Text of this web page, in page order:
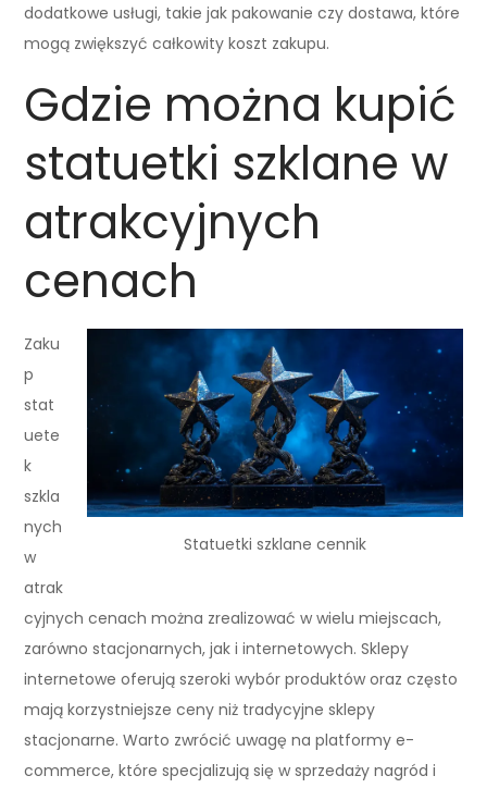
dodatkowe usługi, takie jak pakowanie czy dostawa, które
mogą zwiększyć całkowity koszt zakupu.
Gdzie można kupić
statuetki szklane w
atrakcyjnych
cenach
Statuetki szklane cennik
Zaku
p
stat
uete
k
szkla
nych
w
atrak
cyjnych cenach można zrealizować w wielu miejscach,
zarówno stacjonarnych, jak i internetowych. Sklepy
internetowe oferują szeroki wybór produktów oraz często
mają korzystniejsze ceny niż tradycyjne sklepy
stacjonarne. Warto zwrócić uwagę na platformy e-
commerce, które specjalizują się w sprzedaży nagród i